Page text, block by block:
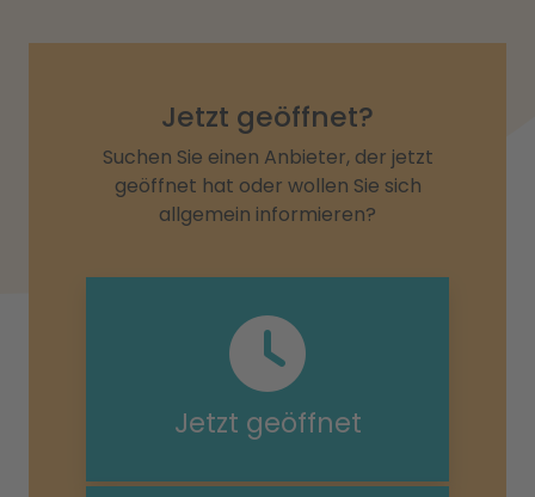
Jetzt geöffnet?
Suchen Sie einen Anbieter, der jetzt
geöffnet hat oder wollen Sie sich
allgemein informieren?
Jetzt geöffnet